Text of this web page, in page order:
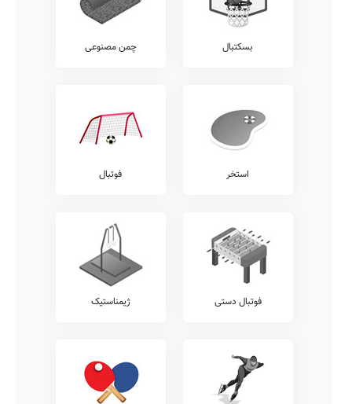
بسکتبال چمن مصنوعی
استخر فوتبال
فوتبال دستی ژیمناستیک